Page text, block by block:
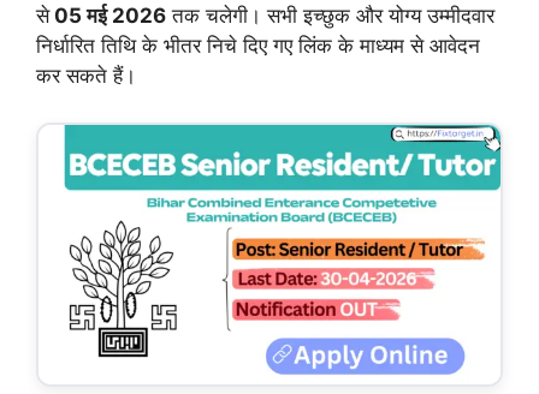
से05 मई 2026 तक चलेगी। सभी इच्छुक और योग्य उम्मीदवार
निर्धारित तिथि के भीतर निचे दिए गए लिंक के माध्यम से आवेदन
कर सकते हैं।